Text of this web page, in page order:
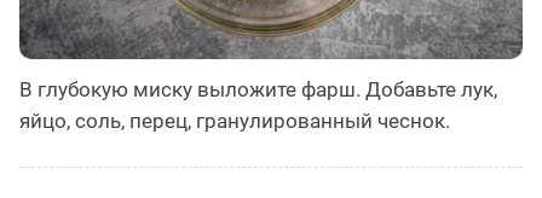
В глубокую миску выложите фарш. Добавьте лук,
яйцо, соль, перец, гранулированный чеснок.